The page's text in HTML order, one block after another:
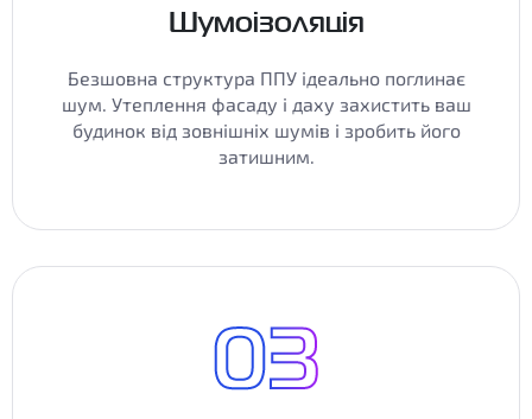
Шумоізоляція
Безшовна структура ППУ ідеально поглинає
шум. Утеплення фасаду і даху захистить ваш
будинок від зовнішніх шумів і зробить його
затишним.